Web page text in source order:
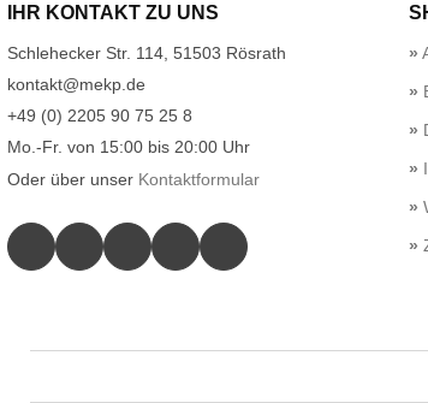
IHR KONTAKT ZU UNS
Schlehecker Str. 114, 51503 Rösrath
kontakt@mekp.de
+49 (0) 2205 90 75 25 8
Mo.-Fr. von 15:00 bis 20:00 Uhr
Oder über unser Kontaktformular